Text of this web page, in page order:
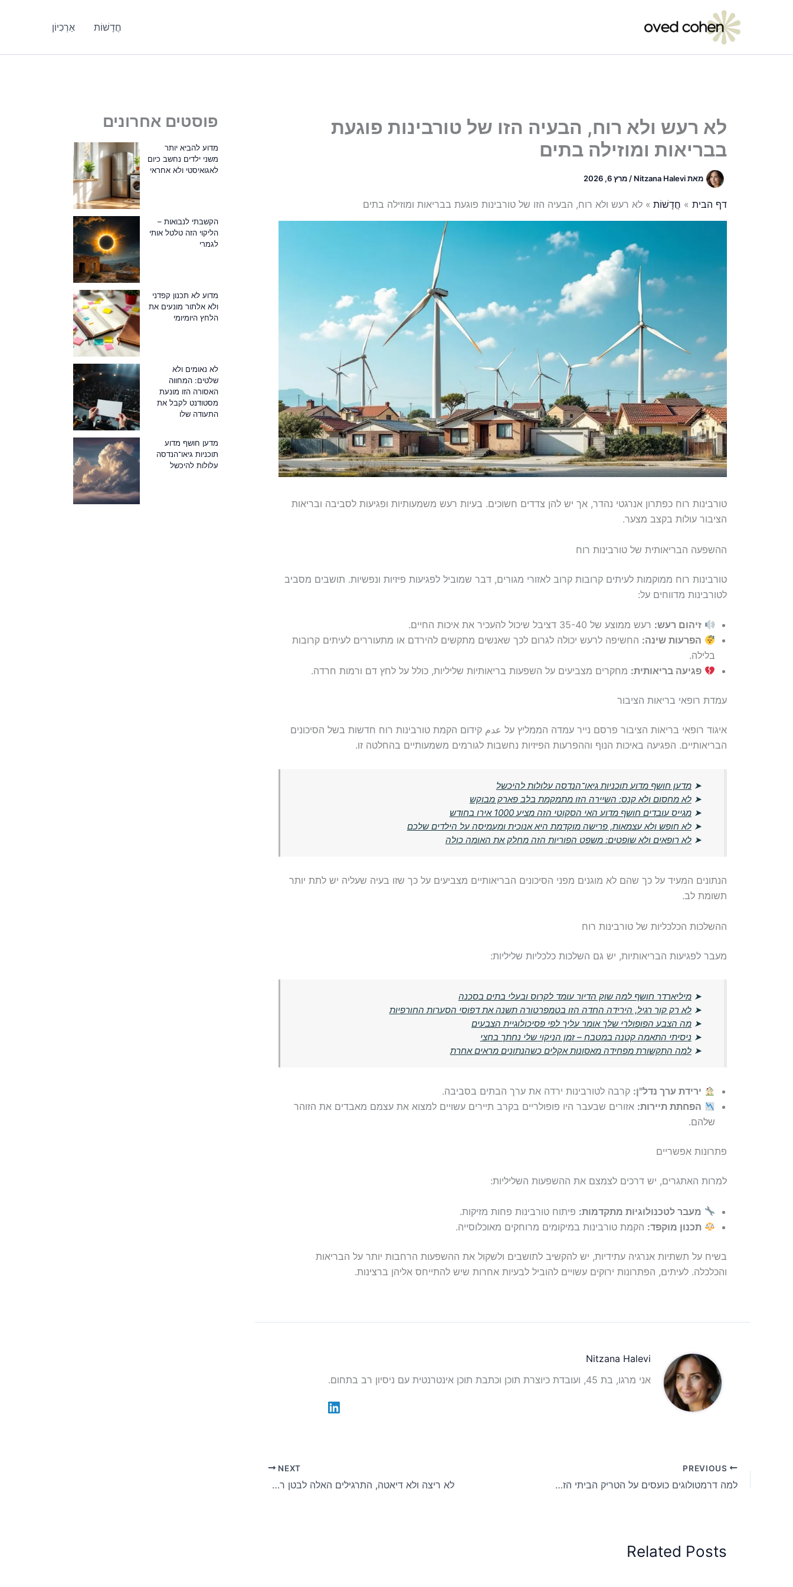
חֲדָשׁוֹת אַרְכִיוֹן
לא רעש ולא רוח, הבעיה הזו של טורבינות פוגעת
בבריאות ומוזילה בתים
מאתNitzana Halevi
/ מרץ 6, 2026
דף הבית חֲדָשׁוֹת לא רעש ולא רוח, הבעיה הזו של טורבינות פוגעת בבריאות ומוזילה בתים
טורבינות רוח כפתרון אנרגטי נהדר, אך יש להן צדדים חשוכים. בעיות רעש משמעותיות ופגיעות לסביבה ובריאות
הציבור עולות בקצב מצער.
ההשפעה הבריאותית של טורבינות רוח
טורבינות רוח ממוקמות לעיתים קרובות קרוב לאזורי מגורים, דבר שמוביל לפגיעות פיזיות ונפשיות. תושבים מסביב
לטורבינות מדווחים על:
זיהום רעש: רעש ממוצע של 35-40 דציבל שיכול להעכיר את איכות החיים.
הפרעות שינה: החשיפה לרעש יכולה לגרום לכך שאנשים מתקשים להירדם או מתעוררים לעיתים קרובות
בלילה.
פגיעה בריאותית: מחקרים מצביעים על השפעות בריאותיות שליליות, כולל על לחץ דם ורמות חרדה.
עמדת רופאי בריאות הציבור
איגוד רופאי בריאות הציבור פרסם נייר עמדה הממליץ על عدم קידום הקמת טורבינות רוח חדשות בשל הסיכונים
הבריאותיים. הפגיעה באיכות הנוף וההפרעות הפיזיות נחשבות לגורמים משמעותיים בהחלטה זו.
➤מדען חושף מדוע תוכניות גיאו־הנדסה עלולות להיכשל
➤לא מחסום ולא קנס: השיירה הזו מתמקמת בלב פארק מבוקש
➤מגייס עובדים חושף מדוע האי הסקוטי הזה מציע 1000 אירו בחודש
➤לא חופש ולא עצמאות, פרישה מוקדמת היא אנוכית ומעמיסה על הילדים שלכם
➤לא רופאים ולא שופטים: משפט הפוריות הזה מחלק את האומה כולה
הנתונים המעיד על כך שהם לא מוגנים מפני הסיכונים הבריאותיים מצביעים על כך שזו בעיה שעליה יש לתת יותר
תשומת לב.
ההשלכות הכלכליות של טורבינות רוח
מעבר לפגיעות הבריאותיות, יש גם השלכות כלכליות שליליות:
➤מיליארדר חושף למה שוק הדיור עומד לקרוס ובעלי בתים בסכנה
➤לא רק קור רגיל, הירידה החדה הזו בטמפרטורה תשנה את דפוסי הסערות החורפיות
➤מה הצבע הפופולרי שלך אומר עליך לפי פסיכולוגיית הצבעים
➤ ניסיתי התאמה קטנה במטבח – זמן הניקוי שלי נחתך בחצי
➤למה התקשורת מפחידה מאסונות אקלים כשהנתונים מראים אחרת
ירידת ערך נדל"ן: קרבה לטורבינות ירדה את ערך הבתים בסביבה.
הפחתת תיירות: אזורים שבעבר היו פופולריים בקרב תיירים עשויים למצוא את עצמם מאבדים את הזוהר
שלהם.
פתרונות אפשריים
למרות האתגרים, יש דרכים לצמצם את ההשפעות השליליות:
מעבר לטכנולוגיות מתקדמות: פיתוח טורבינות פחות מזיקות.
תכנון מוקפד: הקמת טורבינות במיקומים מרוחקים מאוכלוסייה.
בשיח על תשתיות אנרגיה עתידיות, יש להקשיב לתושבים ולשקול את ההשפעות הרחבות יותר על הבריאות
והכלכלה. לעיתים, הפתרונות ירוקים עשויים להוביל לבעיות אחרות שיש להתייחס אליהן ברצינות.
Nitzana Halevi
אני מרגו, בת 45, ועובדת כיוצרת תוכן וכתבת תוכן אינטרנטית עם ניסיון רב בתחום.
למה דרמטולוגים כועסים על הטריק הביתי הזה נגד קמטים
NEXT
לא ריצה ולא דיאטה, התרגילים האלה לבטן רק מחמירים את הבעיה
Related Posts
פוסטים אחרונים
מדוע להביא יותר
משני ילדים נחשב כיום
לאגואיסטי ולא אחראי
הקשבתי לנבואות –
הליקוי הזה טלטל אותי
לגמרי
מדוע לא תכנון קפדני
ולא אלתור מונעים את
הלחץ היומיומי
לא נאומים ולא
שלטים: המחווה
האסורה הזו מונעת
מסטודנט לקבל את
התעודה שלו
מדען חושף מדוע
תוכניות גיאו־הנדסה
עלולות להיכשל